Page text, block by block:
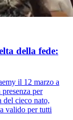
della fede:
il 12 marzo a
per
del cieco nato,
valido per tutti